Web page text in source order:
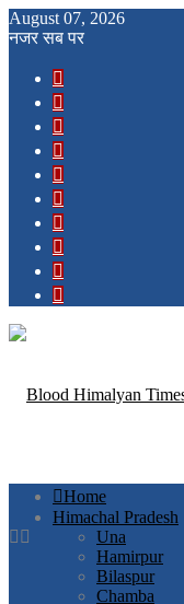
August 07, 2026
नजर सब पर
Home
Himachal Pradesh
Una
Hamirpur
Bilaspur
Chamba